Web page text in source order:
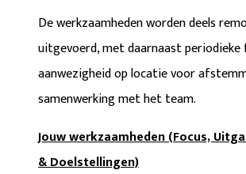
De werkzaamheden worden deels
uitgevoerd, met daarnaast periodieke
aanwezigheid op locatie voor
samenwerking met het team.
Jouw werkzaamheden (Focus,
& Doelstellingen)